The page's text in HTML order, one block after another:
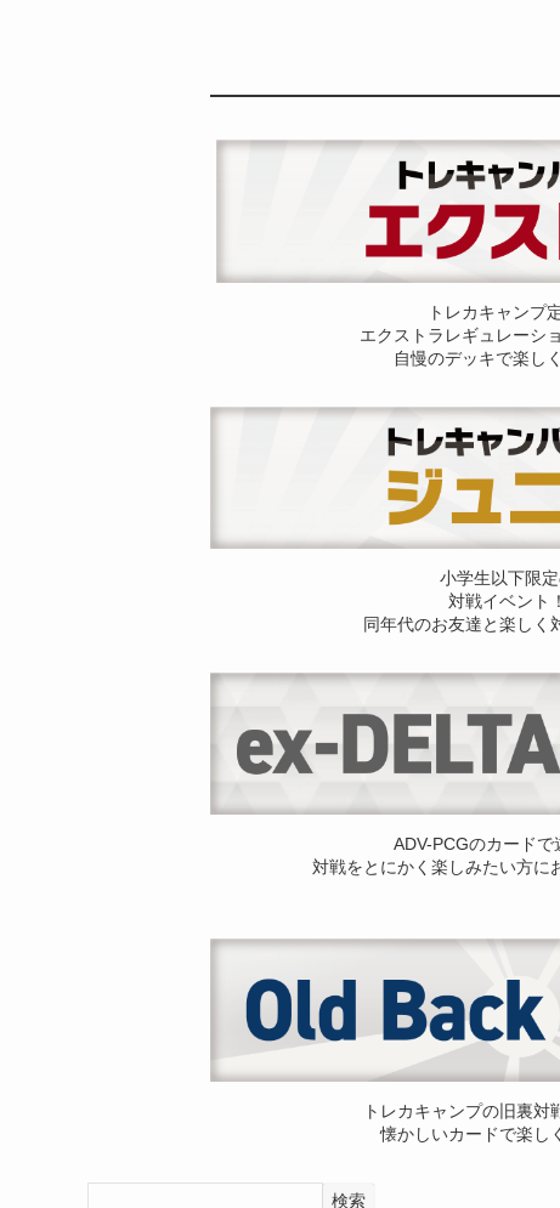
トレカキャンプ
エクストラレギュレーシ
自慢のデッキで楽し
小学生以下限
対戦イベント！
同年代のお友達と楽しく
ADV-PCGのカードで
対戦をとにかく楽しみたい方に
トレカキャンプの旧裏対
懐かしいカードで楽し
検索